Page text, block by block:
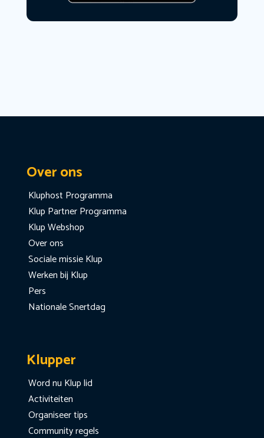
Over ons
Kluphost Programma
Klup Partner Programma
Klup Webshop
Over ons
Sociale missie Klup
Werken bij Klup
Pers
Nationale Snertdag
Klupper
Word nu Klup lid
Activiteiten
Organiseer tips
Community regels